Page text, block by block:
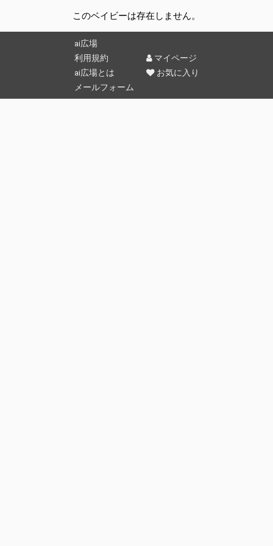
このベイビーは存在しません。
ai広場
利用規約
ai広場とは
メールフォーム
マイページ
お気に入り